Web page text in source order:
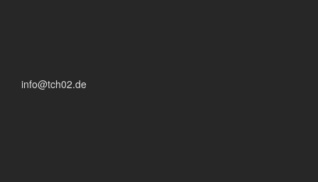
info@tch02.de